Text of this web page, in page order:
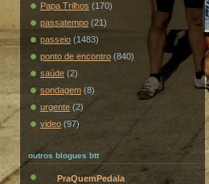
Papa Trilhos (170)
passatempo (21)
passeio (1483)
ponto de encontro (840)
saúde (2)
sondagem (8)
urgente (2)
video (97)
outros blogues btt
PraQuemPedala